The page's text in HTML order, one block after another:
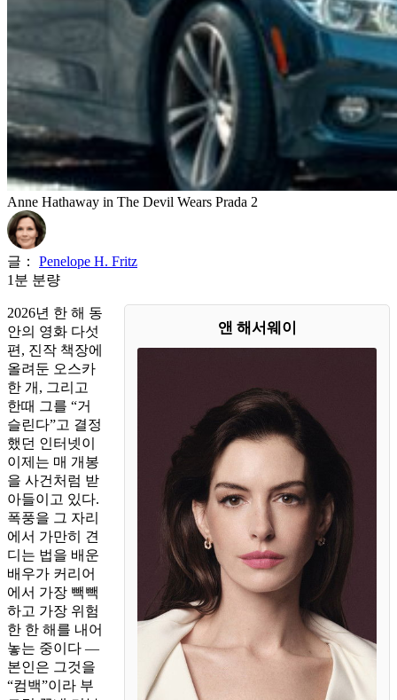
Anne Hathaway in The Devil Wears Prada 2
글：
Penelope H. Fritz
1분 분량
앤 해서웨이
2026년 한 해 동
안의 영화 다섯
편, 진작 책장에
올려둔 오스카
한 개, 그리고
한때 그를 “거
슬린다”고 결정
했던 인터넷이
이제는 매 개봉
을 사건처럼 받
아들이고 있다.
폭풍을 그 자리
에서 가만히 견
디는 법을 배운
배우가 커리어
에서 가장 빽빽
하고 가장 위험
한 한 해를 내어
놓는 중이다 —
본인은 그것을
“컴백”이라 부